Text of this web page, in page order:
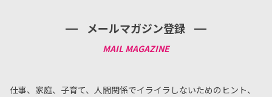
メールマガジン登録
仕事、家庭、子育て、人間関係でイライラしないためのヒント、